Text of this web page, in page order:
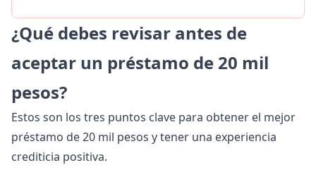
¿Qué debes revisar antes de
aceptar un préstamo de 20 mil
pesos?
Estos son los tres puntos clave para obtener el mejor
préstamo de 20 mil pesos y tener una experiencia
crediticia positiva.